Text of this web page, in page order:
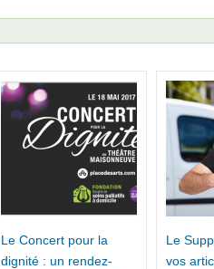
Le Concert pour la
dignité : un rendez-
Le
vos